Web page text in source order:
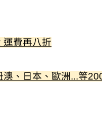
運費再八折
、日本、歐洲...等